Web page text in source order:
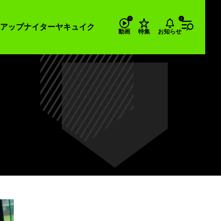
ップナイターヤキュイク
動画 特集 お知らせ